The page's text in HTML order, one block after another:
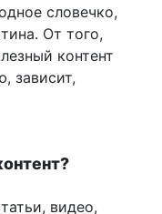
словечко,
От того,
контент
зависит,
видео,